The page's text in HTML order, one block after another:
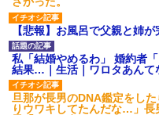
【悲報】お風呂で父親と姉
私「結婚やめるわ」 婚約者
結果…｜生活｜ワロタあん
旦那が長男のDNA鑑定をし
りウワキしてたんだな…」長